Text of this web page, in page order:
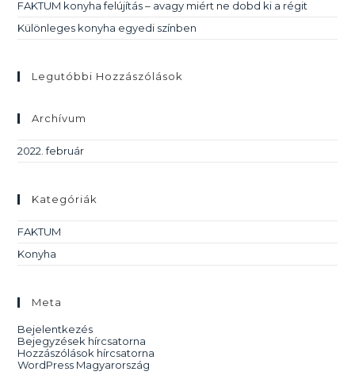
FAKTUM konyha felújítás – avagy miért ne dobd ki a régit
Különleges konyha egyedi színben
Legutóbbi Hozzászólások
Archívum
2022. február
Kategóriák
FAKTUM
Konyha
Meta
Bejelentkezés
Bejegyzések hírcsatorna
Hozzászólások hírcsatorna
WordPress Magyarország